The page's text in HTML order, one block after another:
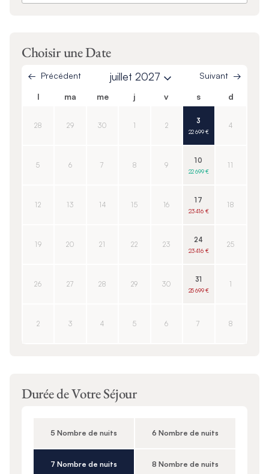
Choisir une Date
Précédent juillet 2027 Suivant
l ma me j v s d
28 29 30 1 2
3
22 699 €
4
5 6 7 8 9
10
22 699 €
11
12 13 14 15 16
17
23 416 €
18
19 20 21 22 23
24
23 416 €
25
26 27 28 29 30
31
25 699 €
1
2 3 4 5 6 7 8
Durée de Votre Séjour
5 Nombre de nuits 6 Nombre de nuits
7 Nombre de nuits 8 Nombre de nuits